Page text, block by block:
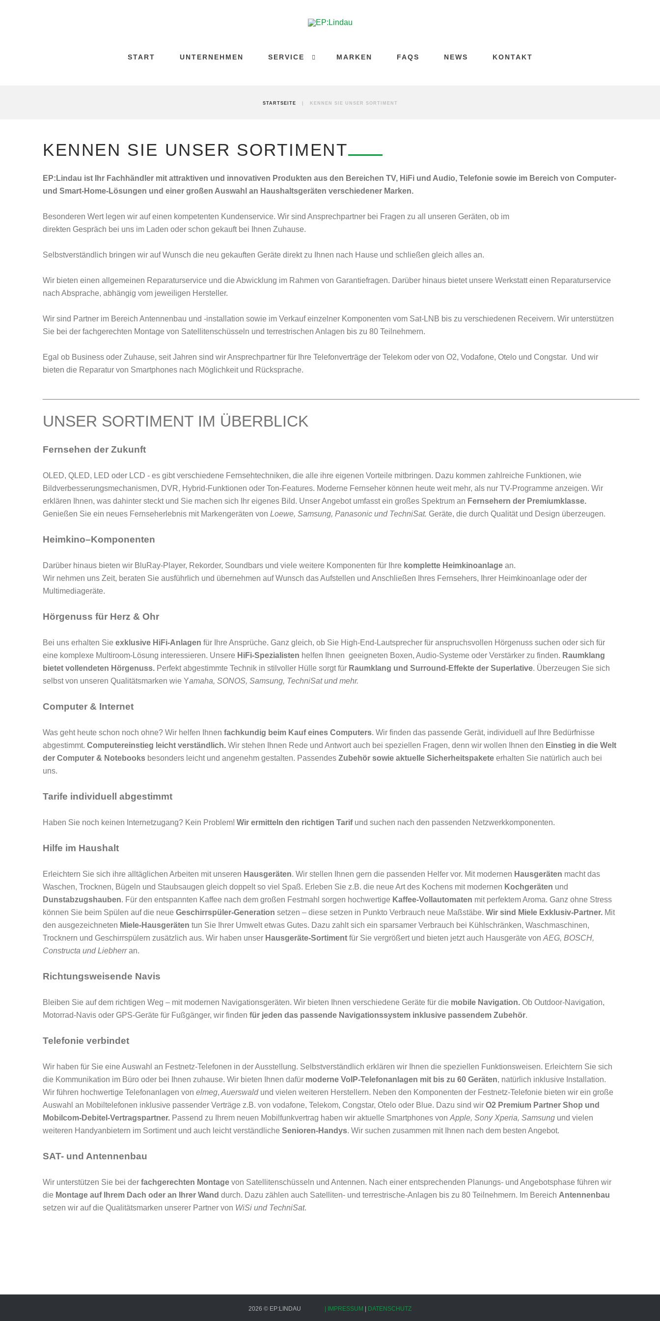
START UNTERNEHMEN SERVICE MARKEN FAQS NEWS KONTAKT
STARTSEITE KENNEN SIE UNSER SORTIMENT
KENNEN SIE UNSER SORTIMENT
EP:Lindau ist Ihr Fachhändler mit attraktiven und innovativen Produkten aus den Bereichen TV, HiFi und Audio, Telefonie sowie im Bereich von Computer-
und Smart-Home-Lösungen und einer großen Auswahl an Haushaltsgeräten verschiedener Marken.
Besonderen Wert legen wir auf einen kompetenten Kundenservice. Wir sind Ansprechpartner bei Fragen zu all unseren Geräten, ob im
direkten Gespräch bei uns im Laden oder schon gekauft bei Ihnen Zuhause.
Selbstverständlich bringen wir auf Wunsch die neu gekauften Geräte direkt zu Ihnen nach Hause und schließen gleich alles an.
Wir bieten einen allgemeinen Reparaturservice und die Abwicklung im Rahmen von Garantiefragen. Darüber hinaus bietet unsere Werkstatt einen Reparaturservice
nach Absprache, abhängig vom jeweiligen Hersteller.
Wir sind Partner im Bereich Antennenbau und -installation sowie im Verkauf einzelner Komponenten vom Sat-LNB bis zu verschiedenen Receivern. Wir unterstützen
Sie bei der fachgerechten Montage von Satellitenschüsseln und terrestrischen Anlagen bis zu 80 Teilnehmern.
Egal ob Business oder Zuhause, seit Jahren sind wir Ansprechpartner für Ihre Telefonverträge der Telekom oder von O2, Vodafone, Otelo und Congstar. Und wir
bieten die Reparatur von Smartphones nach Möglichkeit und Rücksprache.
UNSER SORTIMENT IM ÜBERBLICK
Fernsehen der Zukunft
OLED, QLED, LED oder LCD - es gibt verschiedene Fernsehtechniken, die alle ihre eigenen Vorteile mitbringen. Dazu kommen zahlreiche Funktionen, wie
Bildverbesserungsmechanismen, DVR, Hybrid-Funktionen oder Ton-Features. Moderne Fernseher können heute weit mehr, als nur TV-Programme anzeigen. Wir
erklären Ihnen, was dahinter steckt und Sie machen sich Ihr eigenes Bild. Unser Angebot umfasst ein großes Spektrum an Fernsehern der Premiumklasse.
Genießen Sie ein neues Fernseherlebnis mit Markengeräten von Loewe, Samsung, Panasonic und TechniSat. Geräte, die durch Qualität und Design überzeugen.
Heimkino–Komponenten
Darüber hinaus bieten wir BluRay-Player, Rekorder, Soundbars und viele weitere Komponenten für Ihre komplette Heimkinoanlage an.
Wir nehmen uns Zeit, beraten Sie ausführlich und übernehmen auf Wunsch das Aufstellen und Anschließen Ihres Fernsehers, Ihrer Heimkinoanlage oder der
Multimediageräte.
Hörgenuss für Herz & Ohr
Bei uns erhalten Sie exklusive HiFi-Anlagen für Ihre Ansprüche. Ganz gleich, ob Sie High-End-Lautsprecher für anspruchsvollen Hörgenuss suchen oder sich für
eine komplexe Multiroom-Lösung interessieren. Unsere HiFi-Spezialisten helfen Ihnen geeigneten Boxen, Audio-Systeme oder Verstärker zu finden. Raumklang
bietet vollendeten Hörgenuss. Perfekt abgestimmte Technik in stilvoller Hülle sorgt für Raumklang und Surround-Effekte der Superlative. Überzeugen Sie sich
selbst von unseren Qualitätsmarken wie Yamaha, SONOS, Samsung, TechniSat und mehr.
Computer & Internet
Was geht heute schon noch ohne? Wir helfen Ihnen fachkundig beim Kauf eines Computers. Wir finden das passende Gerät, individuell auf Ihre Bedürfnisse
abgestimmt. Computereinstieg leicht verständlich. Wir stehen Ihnen Rede und Antwort auch bei speziellen Fragen, denn wir wollen Ihnen den Einstieg in die Welt
der Computer & Notebooks besonders leicht und angenehm gestalten. Passendes Zubehör sowie aktuelle Sicherheitspakete erhalten Sie natürlich auch bei
uns.
Tarife individuell abgestimmt
Haben Sie noch keinen Internetzugang? Kein Problem! Wir ermitteln den richtigen Tarifund suchen nach den passenden Netzwerkkomponenten.
Hilfe im Haushalt
Erleichtern Sie sich ihre alltäglichen Arbeiten mit unseren Hausgeräten. Wir stellen Ihnen gern die passenden Helfer vor. Mit modernen Hausgeräten macht das
Waschen, Trocknen, Bügeln und Staubsaugen gleich doppelt so viel Spaß. Erleben Sie z.B. die neue Art des Kochens mit modernen Kochgeräten und
Dunstabzugshauben. Für den entspannten Kaffee nach dem großen Festmahl sorgen hochwertige Kaffee-Vollautomaten mit perfektem Aroma. Ganz ohne Stress
können Sie beim Spülen auf die neue Geschirrspüler-Generation setzen – diese setzen in Punkto Verbrauch neue Maßstäbe. Wir sind Miele Exklusiv-Partner. Mit
den ausgezeichneten Miele-Hausgeräten tun Sie Ihrer Umwelt etwas Gutes. Dazu zahlt sich ein sparsamer Verbrauch bei Kühlschränken, Waschmaschinen,
Trocknern und Geschirrspülern zusätzlich aus. Wir haben unser Hausgeräte-Sortiment für Sie vergrößert und bieten jetzt auch Hausgeräte von AEG, BOSCH,
Constructa und Liebherran.
Richtungsweisende Navis
Bleiben Sie auf dem richtigen Weg – mit modernen Navigationsgeräten. Wir bieten Ihnen verschiedene Geräte für die mobile Navigation. Ob Outdoor-Navigation,
Motorrad-Navis oder GPS-Geräte für Fußgänger, wir finden für jeden das passende Navigationssystem inklusive passendem Zubehör.
Telefonie verbindet
Wir haben für Sie eine Auswahl an Festnetz-Telefonen in der Ausstellung. Selbstverständlich erklären wir Ihnen die speziellen Funktionsweisen. Erleichtern Sie sich
die Kommunikation im Büro oder bei Ihnen zuhause. Wir bieten Ihnen dafür moderne VoIP-Telefonanlagen mit bis zu 60 Geräten, natürlich inklusive Installation.
Wir führen hochwertige Telefonanlagen von elmeg, Auerswaldund vielen weiteren Herstellern. Neben den Komponenten der Festnetz-Telefonie bieten wir ein große
Auswahl an Mobiltelefonen inklusive passender Verträge z.B. von vodafone, Telekom, Congstar, Otelo oder Blue. Dazu sind wir O2 Premium Partner Shop und
Mobilcom-Debitel-Vertragspartner. Passend zu Ihrem neuen Mobilfunkvertrag haben wir aktuelle Smartphones von Apple, Sony Xperia, Samsung und vielen
weiteren Handyanbietern im Sortiment und auch leicht verständliche Senioren-Handys. Wir suchen zusammen mit Ihnen nach dem besten Angebot.
SAT- und Antennenbau
Wir unterstützen Sie bei der fachgerechten Montage von Satellitenschüsseln und Antennen. Nach einer entsprechenden Planungs- und Angebotsphase führen wir
die Montage auf Ihrem Dach oder an Ihrer Wand durch. Dazu zählen auch Satelliten- und terrestrische-Anlagen bis zu 80 Teilnehmern. Im Bereich Antennenbau
setzen wir auf die Qualitätsmarken unserer Partner von WiSi und TechniSat.
2026 © EP:LINDAU | IMPRESSUM | DATENSCHUTZ